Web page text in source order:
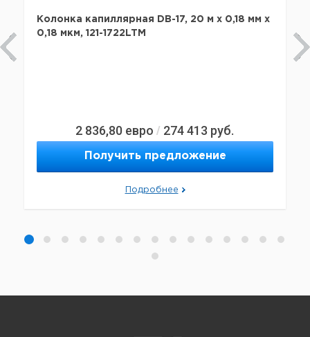
Колонка капиллярная DB-17, 20 м x 0,18 мм х
0,18 мкм, 121-1722LTM
2 836,80 евро / 274 413 руб.
Получить предложение
Подробнее